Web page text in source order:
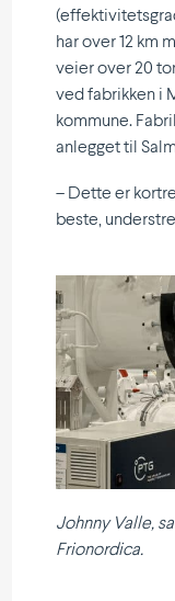
har over 12 km
veier over 20
ved fabrikken i
kommune.
anlegget til
– Dette er
beste,
Johnny Valle,
Frionordica.